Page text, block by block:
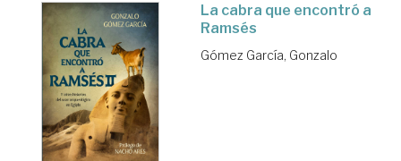
La cabra que encontró a
Ramsés
Gómez García, Gonzalo